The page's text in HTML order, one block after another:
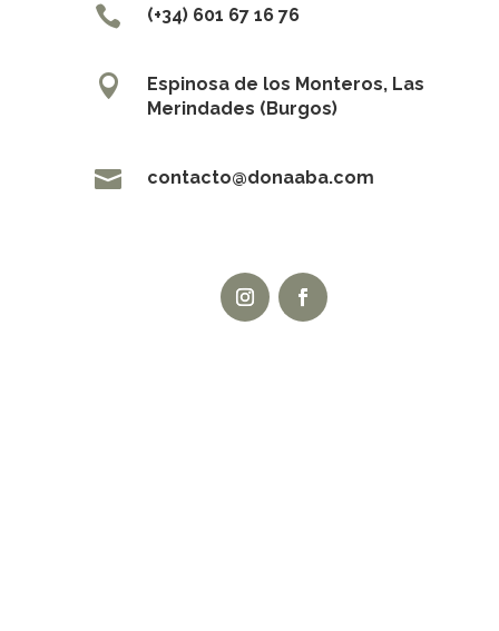
 (+34) 601 67 16 76

Espinosa de los Monteros, Las
Merindades (Burgos)
 contacto@donaaba.com